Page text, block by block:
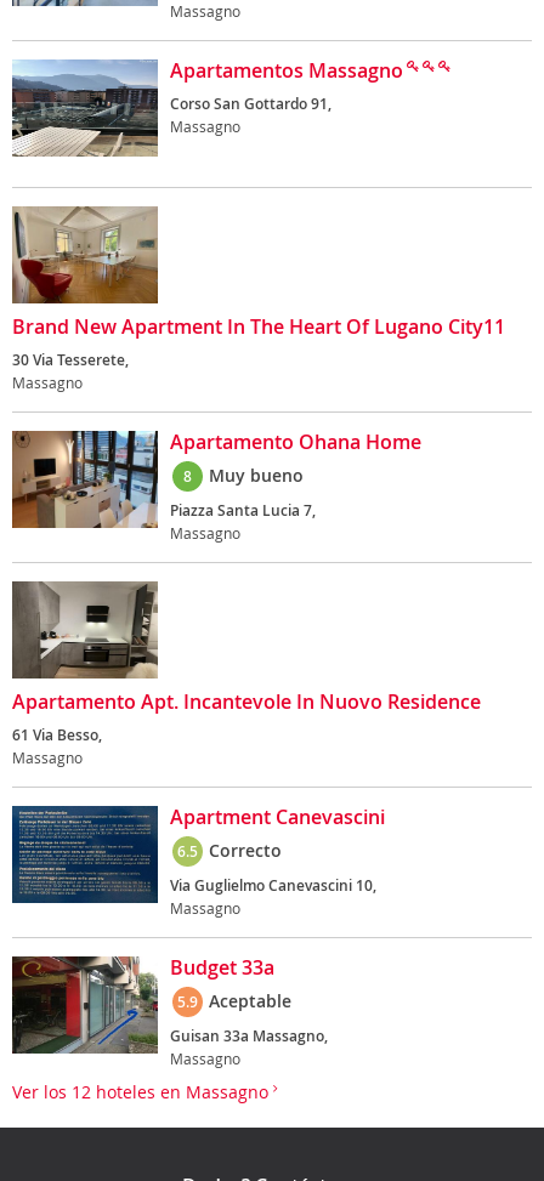
Massagno
Apartamentos Massagno
Corso San Gottardo 91,
Massagno
Brand New Apartment In The Heart Of Lugano City11
30 Via Tesserete,
Massagno
Apartamento Ohana Home
8 Muy bueno
Piazza Santa Lucia 7,
Massagno
Apartamento Apt. Incantevole In Nuovo Residence
61 Via Besso,
Massagno
Apartment Canevascini
6.5 Correcto
Via Guglielmo Canevascini 10,
Massagno
Budget 33a
5.9 Aceptable
Guisan 33a Massagno,
Massagno
Ver los 12 hoteles en Massagno